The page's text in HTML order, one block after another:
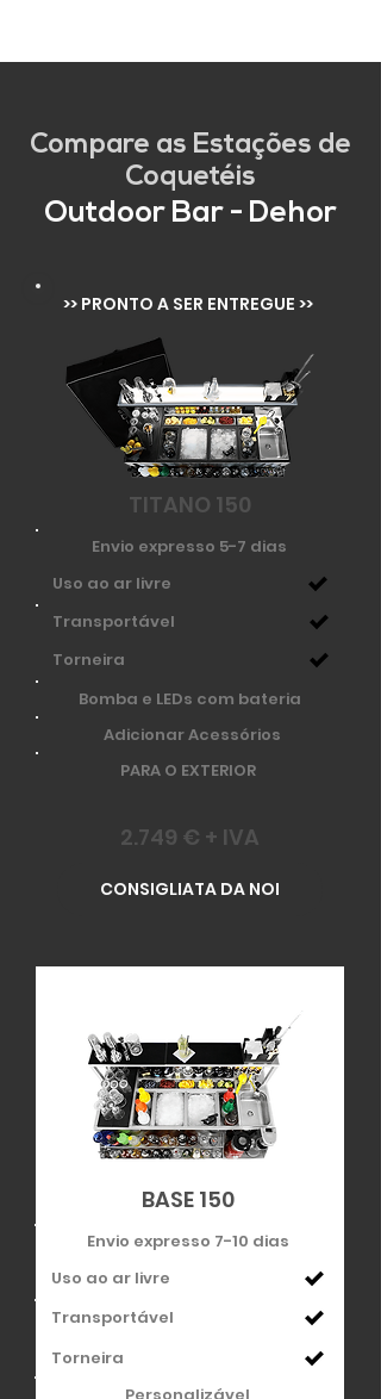
Compare as Estações de
Coquetéis
Outdoor Bar - Dehor
>> PRONTO A SER ENTREGUE >>
TITANO 150
Envio expresso 5-7 dias
Uso ao ar livre
Transportável
Torneira
Adicionar Acessórios
Bomba e LEDs com bateria
PARA O EXTERIOR
2.749 € + IVA
CONSIGLIATA DA NOI
BASE 150
Uso ao ar livre
Transportável
Envio expresso 7-10 dias
Torneira